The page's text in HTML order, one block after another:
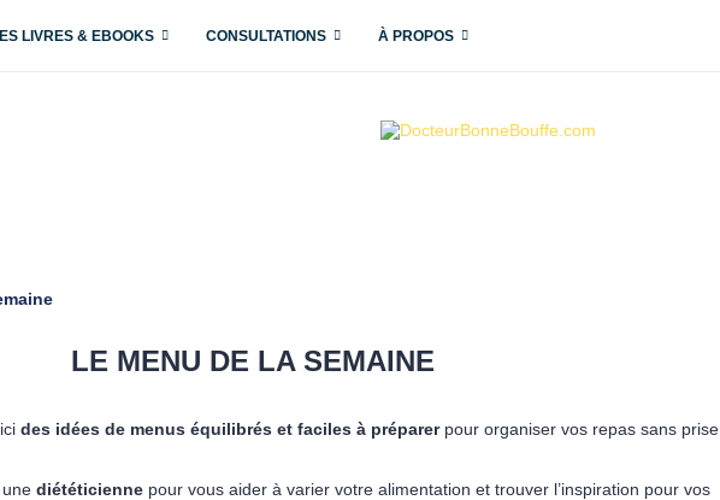
LIVRES & EBOOKS CONSULTATIONS À PROPOS
LE MENU DE LA SEMAINE
des idées de menus équilibrés et faciles à préparerpour organiser vos repas sans prise
diététicienne pour vous aider à varier votre alimentation et trouver l’inspiration pour vos